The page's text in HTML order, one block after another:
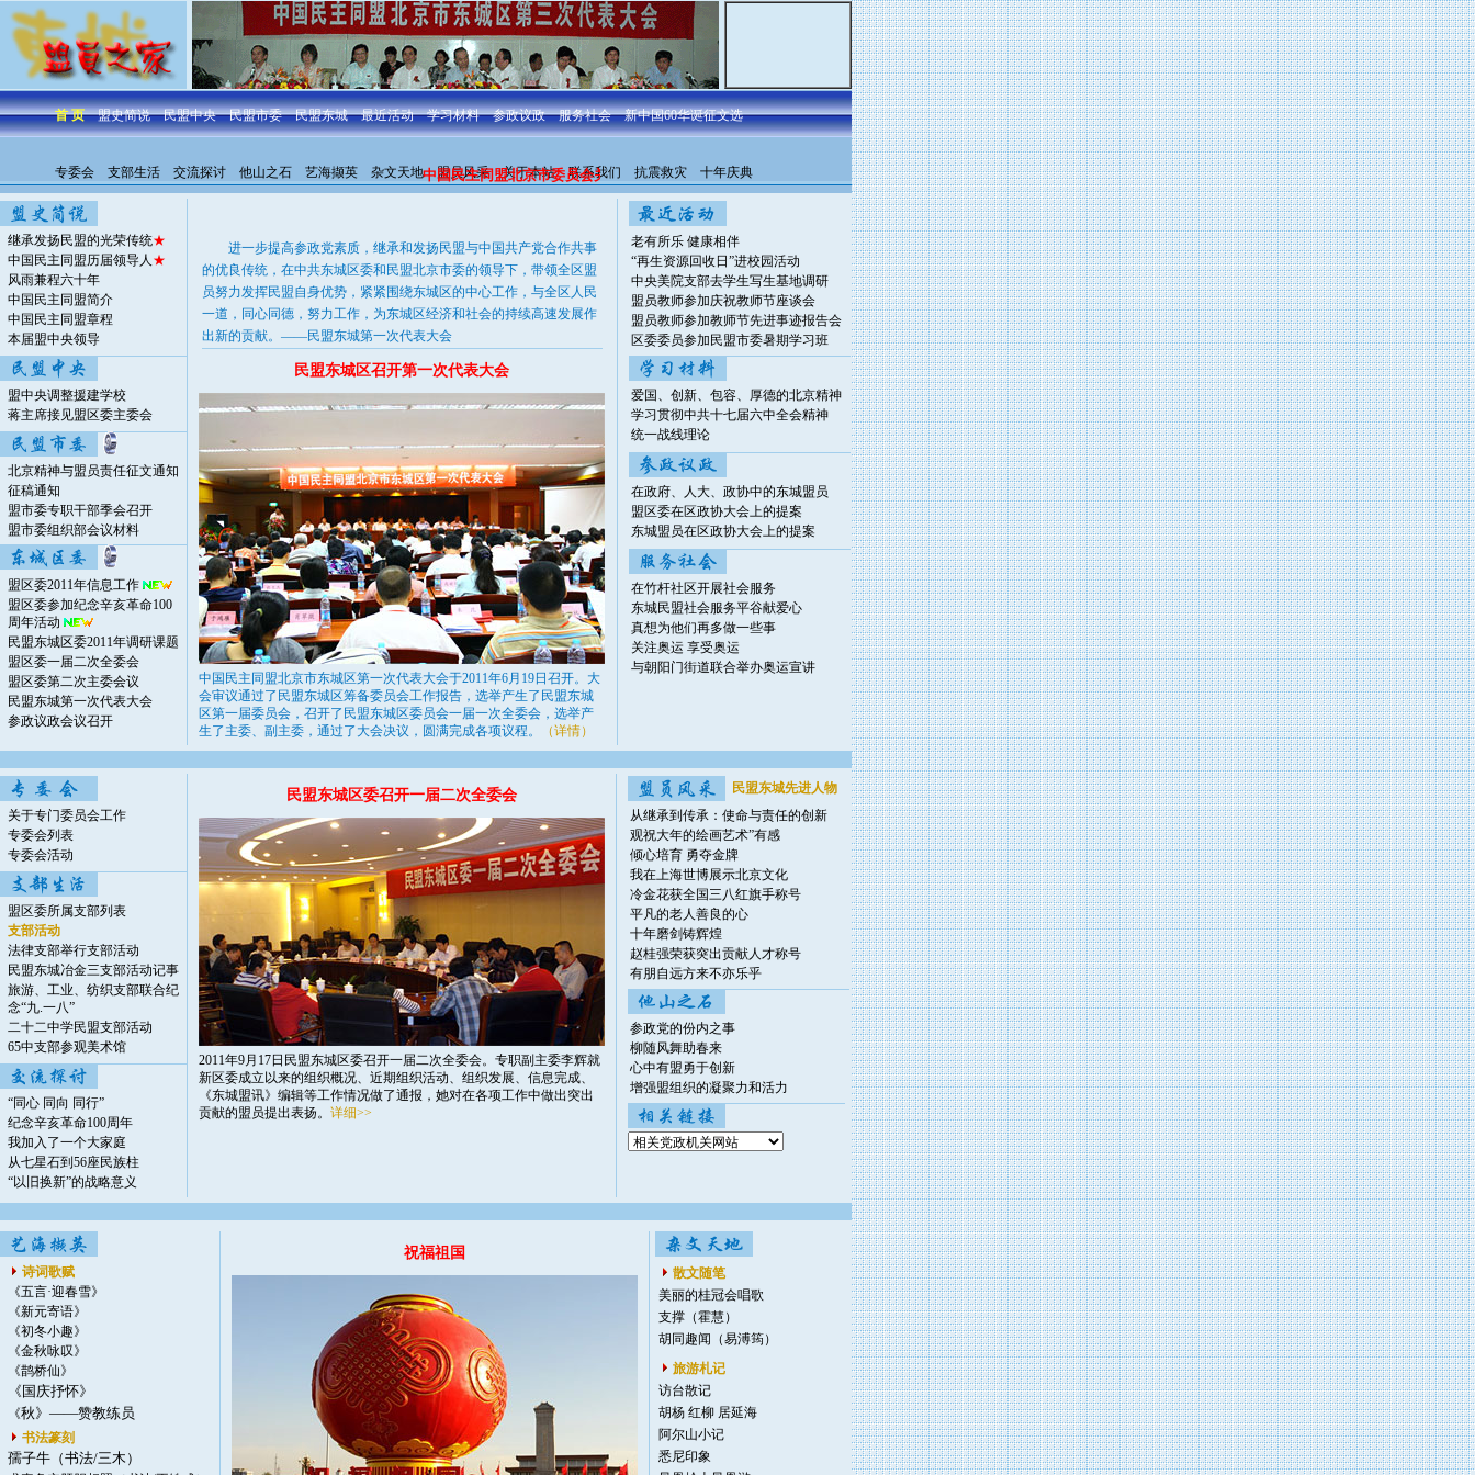
首 页 盟史简说 民盟中央 民盟市委 民盟东城 最近活动 学习材料 参政议政 服务社会 新中国60华诞征文选
专委会 支部生活 交流探讨 他山之石 艺海撷英 杂文天地 盟员风采 关于本站 联系我们 抗震救灾 十年庆典
继承发扬民盟的光荣传统★
中国民主同盟历届领导人 ★
风雨兼程六十年
中国民主同盟简介
中国民主同盟章程
本届盟中央领导
盟中央调整援建学校
蒋主席接见盟区委主委会
北京精神与盟员责任征文通知
征稿通知
盟市委专职干部季会召开
盟市委组织部会议材料
盟区委2011年信息工作
盟区委参加纪念辛亥革命100
周年活动
民盟东城区委2011年调研课题
盟区委一届二次全委会
盟区委第二次主委会议
民盟东城第一次代表大会
参政议政会议召开
中国民主同盟北京市委员会关于开展“北京精神与盟员责任”主题征文活动的通知
进一步提高参政党素质，继承和发扬民盟与中国共产党合作共事
的优良传统，在中共东城区委和民盟北京市委的领导下，带领全区盟
员努力发挥民盟自身优势，紧紧围绕东城区的中心工作，与全区人民
一道，同心同德，努力工作，为东城区经济和社会的持续高速发展作
出新的贡献。——民盟东城第一次代表大会
民盟东城区召开第一次代表大会
中国民主同盟北京市东城区第一次代表大会于2011年6月19日召开。大
会审议通过了民盟东城区筹备委员会工作报告，选举产生了民盟东城
区第一届委员会，召开了民盟东城区委员会一届一次全委会，选举产
生了主委、副主委，通过了大会决议，圆满完成各项议程。
（详情）
老有所乐 健康相伴
“再生资源回收日”进校园活动
中央美院支部去学生写生基地调研
盟员教师参加庆祝教师节座谈会
盟员教师参加教师节先进事迹报告会
区委委员参加民盟市委暑期学习班
爱国、创新、包容、厚德的北京精神
学习贯彻中共十七届六中全会精神
统一战线理论
在政府、人大、政协中的东城盟员
盟区委在区政协大会上的提案
东城盟员在区政协大会上的提案
在竹杆社区开展社会服务
东城民盟社会服务平谷献爱心
真想为他们再多做一些事
关注奥运 享受奥运
与朝阳门街道联合举办奥运宣讲
关于专门委员会工作
专委会列表
专委会活动
盟区委所属支部列表
支部活动
法律支部举行支部活动
民盟东城冶金三支部活动记事
旅游、工业、纺织支部联合纪
念“九.一八”
二十二中学民盟支部活动
65中支部参观美术馆
“同心 同向 同行”
纪念辛亥革命100周年
我加入了一个大家庭
从七星石到56座民族柱
“以旧换新”的战略意义
民盟东城区委召开一届二次全委会
2011年9月17日民盟东城区委召开一届二次全委会。专职副主委李辉就
新区委成立以来的组织概况、近期组织活动、组织发展、信息完成、
《东城盟讯》编辑等工作情况做了通报，她对在各项工作中做出突出
贡献的盟员提出表扬。 详细>>
民盟东城先进人物
从继承到传承：使命与责任的创新
观祝大年的绘画艺术”有感
倾心培育 勇夺金牌
我在上海世博展示北京文化
冷金花获全国三八红旗手称号
平凡的老人善良的心
十年磨剑铸辉煌
赵桂强荣获突出贡献人才称号
有朋自远方来不亦乐乎
参政党的份内之事
柳随风舞助春来
心中有盟勇于创新
增强盟组织的凝聚力和活力
诗词歌赋
《五言·迎春雪》
《新元寄语》
《初冬小趣》
《金秋咏叹》
《鹊桥仙》
《国庆抒怀》
《秋》——赞教练员
书法篆刻
孺子牛（书法/三木）
祝福祖国
散文随笔
美丽的桂冠会唱歌
支撑（霍慧）
胡同趣闻（易溥筠）
旅游札记
访台散记
胡杨 红柳 居延海
阿尔山小记
悉尼印象